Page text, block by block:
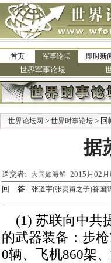
首页 军事论坛 即时新
世界军事论坛
世界论坛网 > 世界时事论坛 > 回
据
送交者: 大国如海鲜 2015月02
回 答: 张道宇(张灵甫之子)答国
(1) 苏联向中共
的武器装备：步
0辆、飞机860架